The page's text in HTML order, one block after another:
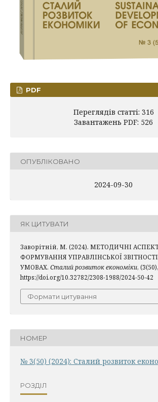
PDF
Переглядів статті: 316
Завантажень PDF: 526
ОПУБЛІКОВАНО
2024-09-30
ЯК ЦИТУВАТИ
Заворітній, М. (2024). МЕТОДИЧНІ
ФОРМУВАННЯ УПРАВЛІНСЬКОЇ
УМОВАХ. Сталий розвиток економіки,
https://doi.org/10.32782/2308-1988/2024-50-42
Формати цитування
НОМЕР
№ 3(50) (2024): Сталий розвиток
РОЗДІЛ